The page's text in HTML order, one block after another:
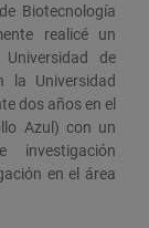
Biotecnología
realicé un
de
Universidad
dos años en el
Azul) con un
investigación
en el área